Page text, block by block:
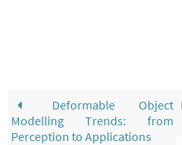
Deformable Object
Modelling Trends: from
Perception to Applications